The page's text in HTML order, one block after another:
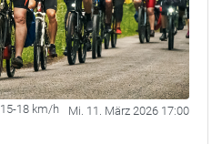
15-18 km/h Mi. 11. März 2026 17:00